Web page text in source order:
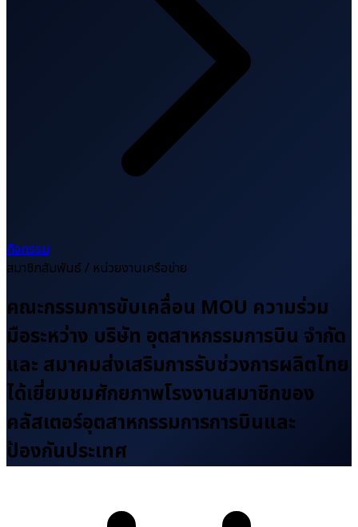
กิจกรรม
สมาชิกสัมพันธ์ / หน่วยงานเครือข่าย
คณะกรรมการขับเคลื่อน MOU ความร่วม
มือระหว่าง บริษัท อุตสาหกรรมการบิน จำกัด
และ สมาคมส่งเสริมการรับช่วงการผลิตไทย
ได้เยี่ยมชมศักยภาพโรงงานสมาชิกของ
คลัสเตอร์อุตสาหกรรมการการบินและ
ป้องกันประเทศ